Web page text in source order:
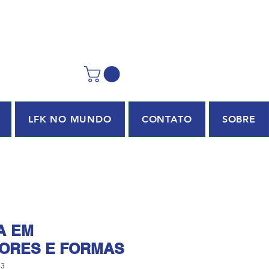
LFK NO MUNDO CONTATO SOBRE
EM
E FORMAS